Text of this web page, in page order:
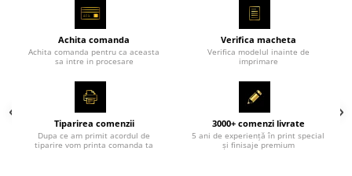
Achita comanda
Achita comanda pentru ca aceasta
sa intre in procesare
Verifica macheta
Verifica modelul inainte de
imprimare
Tiparirea comenzii
Dupa ce am primit acordul de
tiparire vom printa comanda ta
3000+ comenzi livrate
5 ani de experiență în print special
și finisaje premium